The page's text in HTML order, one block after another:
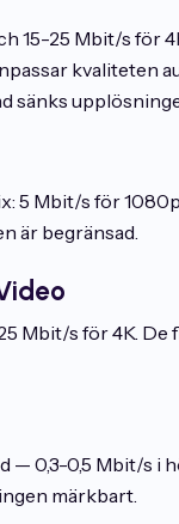
15-25 Mbit/s för
kvaliteten
sänks
5 Mbit/s för
är begränsad.
Mbit/s för 4K.
0,3-0,5 Mbit/s i
märkbart.